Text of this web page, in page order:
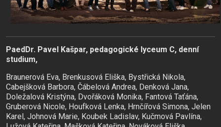
PaedDr. Pavel Kašpar, pedagogické lyceum C, denní
studium,
Braunerová Eva, Brenkusová Eliška, Bystřická Nikola,
Cabejšková Barbora, Čábelová Andrea, Denková Jana,
Doležalová Kristýna, Dvořáková Monika, Fantová Taťána,
Gruberová Nicole, Houfková Lenka, Hrnčířová Simona, Jelen
Karel, Johnová Marie, Koubek Ladislav, Kučmová Pavlína,